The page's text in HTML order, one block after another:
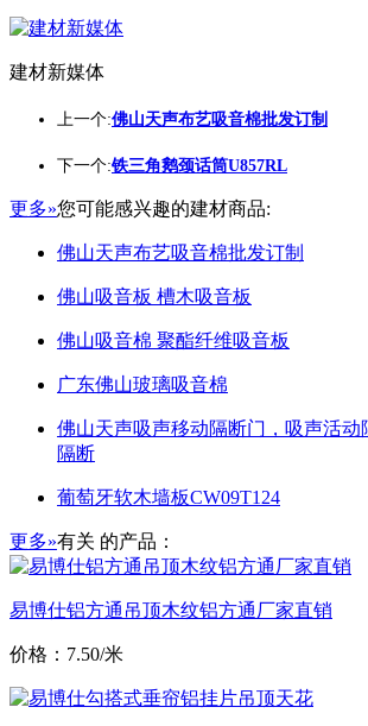
建材新媒体
上一个:佛山天声布艺吸音棉批发订制
下一个:铁三角鹅颈话筒U857RL
更多»您可能感兴趣的建材商品:
佛山天声布艺吸音棉批发订制
佛山吸音板 槽木吸音板
佛山吸音棉 聚酯纤维吸音板
广东佛山玻璃吸音棉
佛山天声吸声移动隔断门，吸声活动
隔断
葡萄牙软木墙板CW09T124
更多»有关 的产品：
易博仕铝方通吊顶木纹铝方通厂家直销
价格：7.50/米